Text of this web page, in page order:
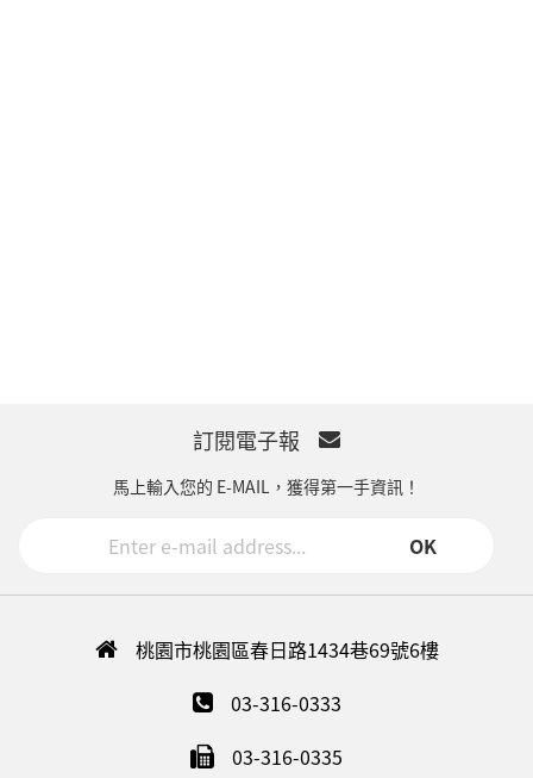
訂閱電子報
馬上輸入您的 E-MAIL，獲得第一手資訊！
OK
桃園市桃園區春日路1434巷69號6樓
03-316-0333
03-316-0335